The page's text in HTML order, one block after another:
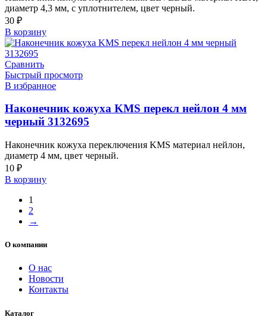
диаметр 4,3 мм, с уплотнителем, цвет черный.
30 ₽
В корзину
Сравнить
Быстрый просмотр
В избранное
Наконечник кожуха KMS перекл нейлон 4 мм
черный 3132695
Наконечник кожуха переключения KMS материал нейлон,
диаметр 4 мм, цвет черный.
10 ₽
В корзину
1
2
→
О компании
О нас
Новости
Контакты
Каталог